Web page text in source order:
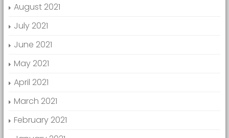
August 2021
July 2021
June 2021
May 2021
April 2021
March 2021
February 2021